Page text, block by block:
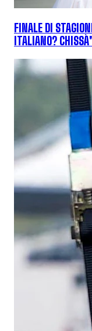
FINALE DI
ITALIANO?